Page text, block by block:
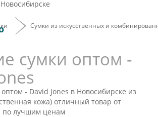
Сумки из искусственных и
сумки оптом -
- David Jones в Новосибирске из
кожа) отличный товар от
по лучшим ценам